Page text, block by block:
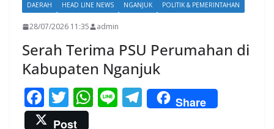
DAERAH HEAD LINE NEWS NGANJUK POLITIK & PEMERINTAHAN
28/07/2026 11:35 admin
Serah Terima PSU Perumahan di
Kabupaten Nganjuk
F
ac
T
w
W Li T
el
Share
Post